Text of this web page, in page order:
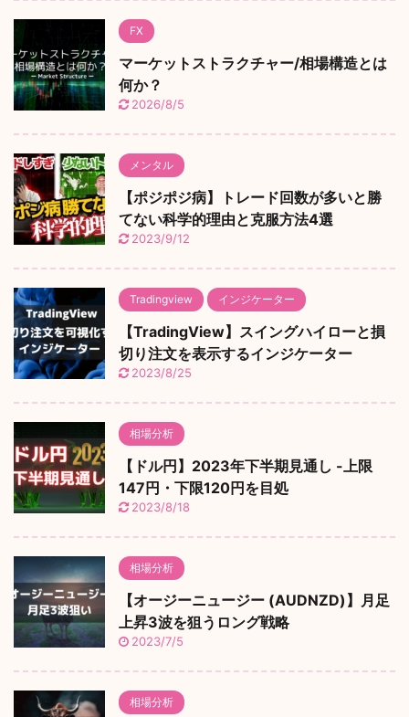
FX
マーケットストラクチャー/相場構造とは
何か？
2026/8/5
メンタル
【ポジポジ病】トレード回数が多いと勝
てない科学的理由と克服方法4選
2023/9/12
Tradingview インジケーター
【TradingView】スイングハイローと損
切り注文を表示するインジケーター
2023/8/25
相場分析
【ドル円】2023年下半期見通し -上限
147円・下限120円を目処
2023/8/18
相場分析
【オージーニュージー (AUDNZD)】月足
上昇3波を狙うロング戦略
2023/7/5
相場分析